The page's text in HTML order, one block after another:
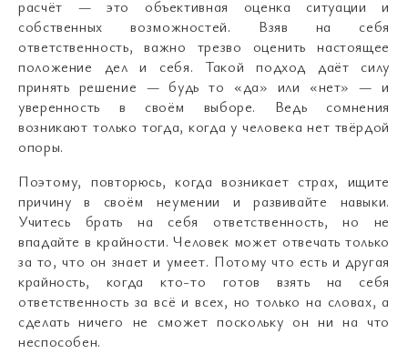
расчёт — это объективная оценка ситуации и
собственных возможностей. Взяв на себя
ответственность, важно трезво оценить настоящее
положение дел и себя. Такой подход даёт силу
принять решение — будь то «да» или «нет» — и
уверенность в своём выборе. Ведь сомнения
возникают только тогда, когда у человека нет твёрдой
опоры.
Поэтому, повторюсь, когда возникает страх, ищите
причину в своём неумении и развивайте навыки.
Учитесь брать на себя ответственность, но не
впадайте в крайности. Человек может отвечать только
за то, что он знает и умеет. Потому что есть и другая
крайность, когда кто-то готов взять на себя
ответственность за всё и всех, но только на словах, а
сделать ничего не сможет поскольку он ни на что
неспособен.